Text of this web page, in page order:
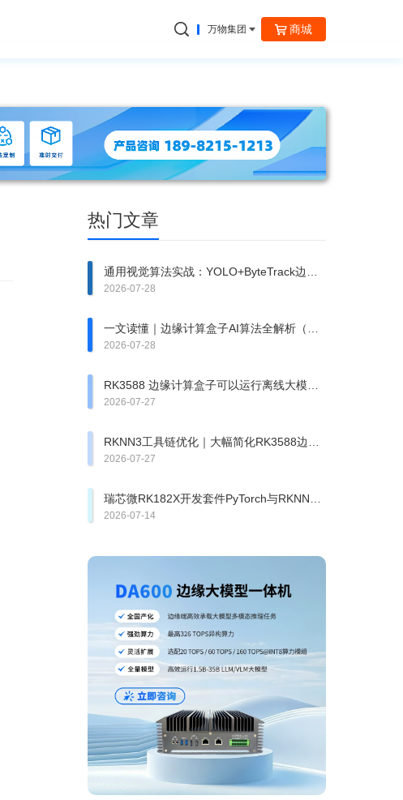
万物集团 商城
热门文章
通用视觉算法实战：YOLO+ByteTrack边缘
多路视频推理应用
2026-07-28
一文读懂｜边缘计算盒子AI算法全解析（场
景+技术+硬件适配）
2026-07-28
RK3588 边缘计算盒子可以运行离线大模型
吗？瑞芯微 AIBOX 边缘盒子实测
2026-07-27
RKNN3工具链优化｜大幅简化RK3588边缘
计算盒子算法移植部署
2026-07-27
瑞芯微RK182X开发套件PyTorch与RKNN3
框架部署方案
2026-07-14